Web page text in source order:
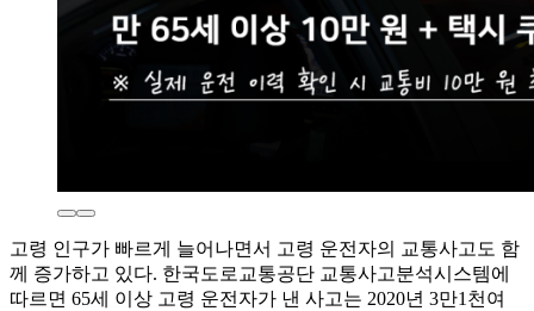
고령 인구가 빠르게 늘어나면서 고령 운전자의 교통사고도 함
께 증가하고 있다. 한국도로교통공단 교통사고분석시스템에
따르면 65세 이상 고령 운전자가 낸 사고는 2020년 3만1천여